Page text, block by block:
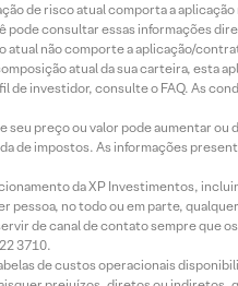
de risco atual comporta a
consultar essas informações
atual não comporte a aplicação/
atual da sua carteira, esta
investidor, consulte o FAQ. As
preço ou valor pode aumentar
de impostos. As informações
da XP Investimentos,
pessoa, no todo ou em parte,
de canal de contato sempre que
3710.
de custos operacionais